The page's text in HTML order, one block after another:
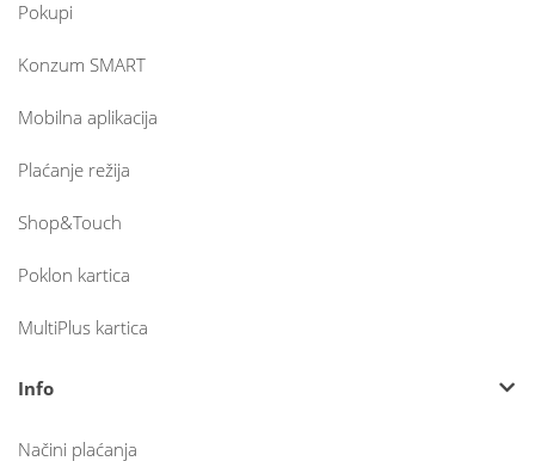
Pokupi
Konzum SMART
Mobilna aplikacija
Plaćanje režija
Shop&Touch
Poklon kartica
MultiPlus kartica
Info
Načini plaćanja